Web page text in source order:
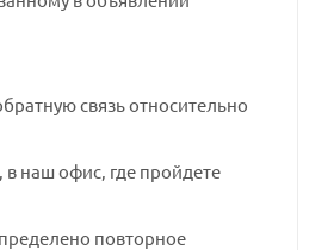
связь относительно
наш офис, где пройдете
повторное